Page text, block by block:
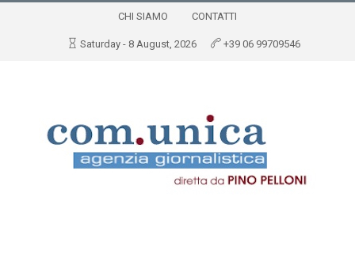
CHI SIAMO CONTATTI
Saturday - 8 August, 2026 +39 06 99709546